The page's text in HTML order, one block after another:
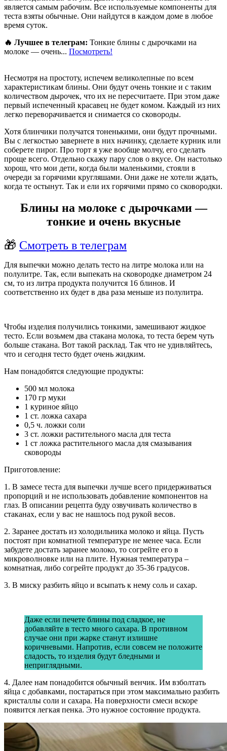
является самым рабочим. Все используемые компоненты для
теста взяты обычные. Они найдутся в каждом доме в любое
время суток.
🔥 Лучшее в телеграм: Тонкие блины с дырочками на
молоке — очень... Посмотреть!
Несмотря на простоту, испечем великолепные по всем
характеристикам блины. Они будут очень тонкие и с таким
количеством дырочек, что их не пересчитаете. При этом даже
первый испеченный красавец не будет комом. Каждый из них
легко переворачивается и снимается со сковороды.
Хотя блинчики получатся тоненькими, они будут прочными.
Вы с легкостью завернете в них начинку, сделаете курник или
соберете пирог. Про торт я уже вообще молчу, его сделать
проще всего. Отдельно скажу пару слов о вкусе. Он настолько
хорош, что мои дети, когда были маленькими, стояли в
очереди за горячими кругляшами. Они даже не хотели ждать,
когда те остынут. Так и ели их горячими прямо со сковородки.
Блины на молоке с дырочками —
тонкие и очень вкусные
🎁 Смотреть в телеграм
Для выпечки можно делать тесто на литре молока или на
полулитре. Так, если выпекать на сковородке диаметром 24
см, то из литра продукта получится 16 блинов. И
соответственно их будет в два раза меньше из полулитра.
Чтобы изделия получились тонкими, замешивают жидкое
тесто. Если возьмем два стакана молока, то теста берем чуть
больше стакана. Вот такой расклад. Так что не удивляйтесь,
что и сегодня тесто будет очень жидким.
Нам понадобятся следующие продукты:
500 мл молока
170 гр муки
1 куриное яйцо
1 ст. ложка сахара
0,5 ч. ложки соли
3 ст. ложки растительного масла для теста
1 ст ложка растительного масла для смазывания
сковороды
Приготовление:
1. В замесе теста для выпечки лучше всего придерживаться
пропорций и не использовать добавление компонентов на
глаз. В описании рецепта буду озвучивать количество в
стаканах, если у вас не нашлось под рукой весов.
2. Заранее достать из холодильника молоко и яйца. Пусть
постоят при комнатной температуре не менее часа. Если
забудете достать заранее молоко, то согрейте его в
микроволновке или на плите. Нужная температура –
комнатная, либо согрейте продукт до 35-36 градусов.
3. В миску разбить яйцо и всыпать к нему соль и сахар.
Даже если печете блины под сладкое, не
добавляйте в тесто много сахара. В противном
случае они при жарке станут излишне
коричневыми. Напротив, если совсем не положите
сладость, то изделия будут бледными и
неприглядными.
4. Далее нам понадобится обычный венчик. Им взболтать
яйца с добавками, постараться при этом максимально разбить
кристаллы соли и сахара. На поверхности смеси вскоре
появится легкая пенка. Это нужное состояние продукта.